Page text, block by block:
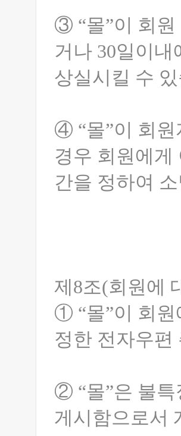
③ “몰”이 회원
거나 30일이
상실시킬 수
④ “몰”이 회원
경우 회원에게
간을 정하여
제8조(회원에
① “몰”이 회원
정한 전자우편
② “몰”은 불특
게시함으로서